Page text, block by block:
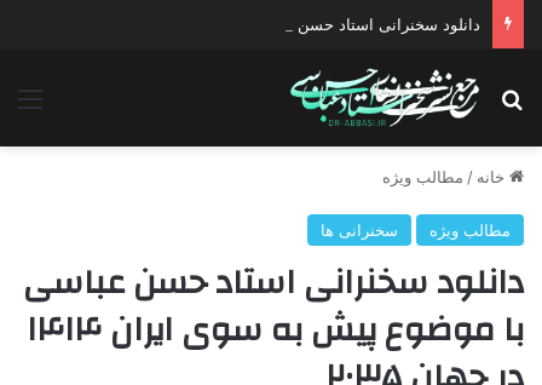
دانلود سخنرانی استاد حسن عباسی با موضوع چهار انتخاب ۱۴۰۰
جستجو برای
خانه / مطالب ویژه
مطالب ویژه سخنرانی ها
دانلود سخنرانی استاد حسن عباسی
با موضوع پیش به سوی ایران ۱۴۱۴